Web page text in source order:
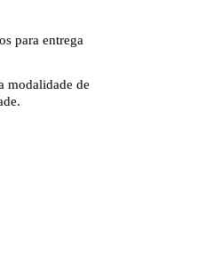
para entrega
modalidade de